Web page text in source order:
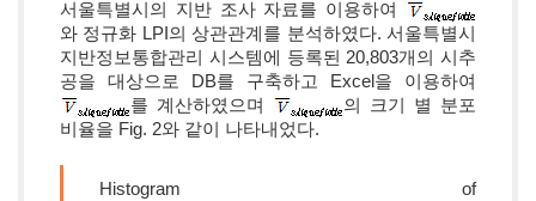
서울특별시의 지반 조사 자료를 이용하여
와 정규화 LPI의 상관관계를 분석하였다. 서울특별시
지반정보통합관리 시스템에 등록된 20,803개의 시추
공을 대상으로 DB를 구축하고 Excel을 이용하여
를 계산하였으며
의 크기 별 분포
비율을 Fig. 2와 같이 나타내었다.
Histogram of